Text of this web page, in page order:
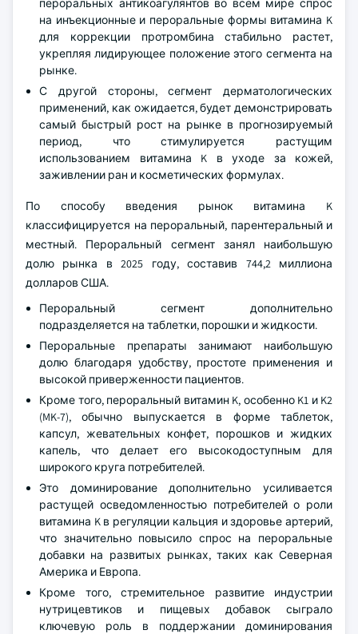
пероральных антикоагулянтов во всем мире спрос
на инъекционные и пероральные формы витамина K
для коррекции протромбина стабильно растет,
укрепляя лидирующее положение этого сегмента на
рынке.
С другой стороны, сегмент дерматологических
применений, как ожидается, будет демонстрировать
самый быстрый рост на рынке в прогнозируемый
период, что стимулируется растущим
использованием витамина K в уходе за кожей,
заживлении ран и косметических формулах.
По способу введения рынок витамина K
классифицируется на пероральный, парентеральный и
местный. Пероральный сегмент занял наибольшую
долю рынка в 2025 году, составив 744,2 миллиона
долларов США.
Пероральный сегмент дополнительно
подразделяется на таблетки, порошки и жидкости.
Пероральные препараты занимают наибольшую
долю благодаря удобству, простоте применения и
высокой приверженности пациентов.
Кроме того, пероральный витамин K, особенно K1 и K2
(MK-7), обычно выпускается в форме таблеток,
капсул, жевательных конфет, порошков и жидких
капель, что делает его высокодоступным для
широкого круга потребителей.
Это доминирование дополнительно усиливается
растущей осведомленностью потребителей о роли
витамина K в регуляции кальция и здоровье артерий,
что значительно повысило спрос на пероральные
добавки на развитых рынках, таких как Северная
Америка и Европа.
Кроме того, стремительное развитие индустрии
нутрицевтиков и пищевых добавок сыграло
ключевую роль в поддержании доминирования